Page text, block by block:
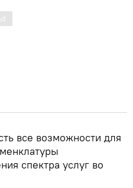
все возможности для
спектра услуг во